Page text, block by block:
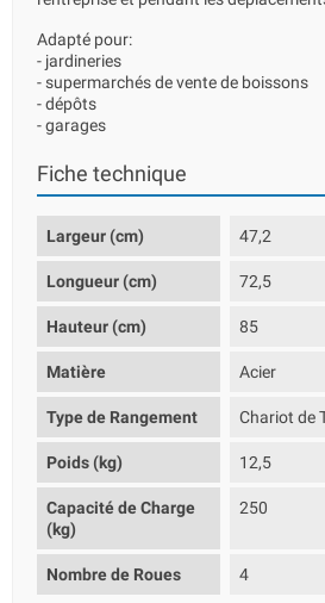
Adapté pour:
- jardineries
- supermarchés de vente de boissons
- dépôts
- garages
Fiche technique
Largeur (cm) 47,2
Longueur (cm) 72,5
Hauteur (cm) 85
Matière Acier
Type de Rangement Chariot de
Poids (kg) 12,5
Capacité de Charge
(kg)
250
Nombre de Roues 4